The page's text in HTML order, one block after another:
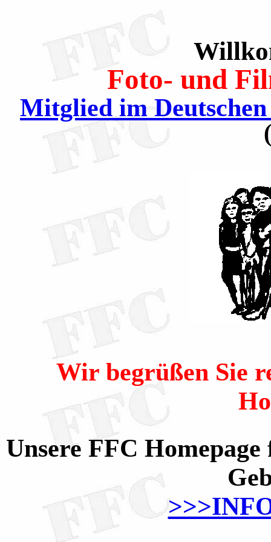
Foto- und
Mitglied im
Wir begrüßen Sie
Unsere FFC